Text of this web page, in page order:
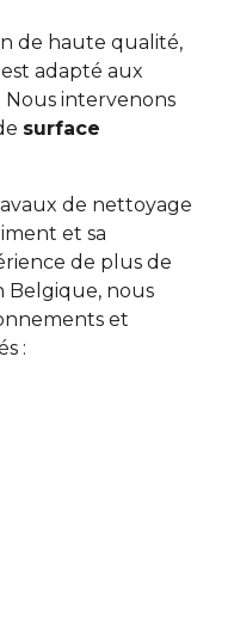
de haute qualité,
adapté aux
Nous intervenons
surface
de nettoyage
et sa
de plus de
Belgique, nous
et
: